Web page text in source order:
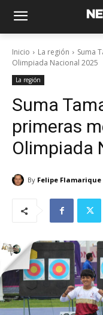
Inicio La región
Suma
Olimpiada Nacional 2025
La región
Suma
primeras
Olimpiada
By Felipe Flamarique